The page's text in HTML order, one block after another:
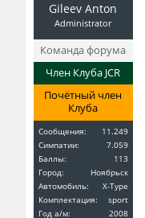
Gileev Anton
Administrator
Команда форума
Член Клуба JCR
Почётный член
Клуба
Сообщения:
11.249
Симпатии:
7.059
Баллы:
113
Город:
Ноябрьск
Автомобиль:
X-Type
Комплектация:
sport
Год a/м:
2008